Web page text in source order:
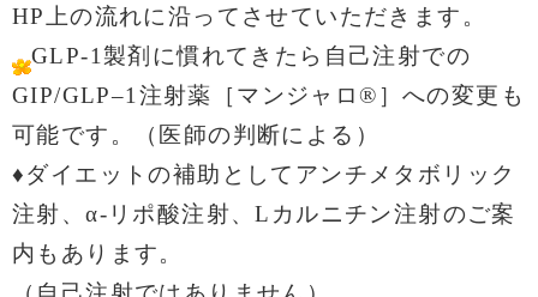
HP上の流れに沿ってさせていただきます。
GLP-1製剤に慣れてきたら自己注射での
GIP/GLP–1注射薬［マンジャロ®］への変更も
可能です。（医師の判断による）
♦️ダイエットの補助として アンチメタボリック
注射、α‐リポ酸注射、Lカルニチン注射のご案
内もあります。